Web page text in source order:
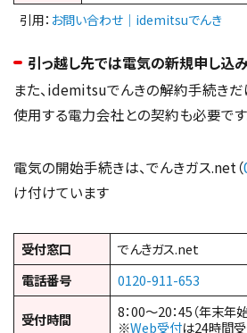
引用： お問い合わせ｜idemitsuでんき
引っ越し先では電気の新規申し込
また、idemitsuでんきの解約手続きだ
使用する電力会社との契約も必要です
電気の開始手続きは、でんきガス.net（
け付けています
受付窓口
でんきガス.net
電話番号
0120-911-653
受付時間
8：00～20：45（年末年始
※Web受付は24時間